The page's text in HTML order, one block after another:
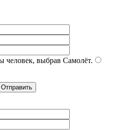
человек, выбрав Самолёт.